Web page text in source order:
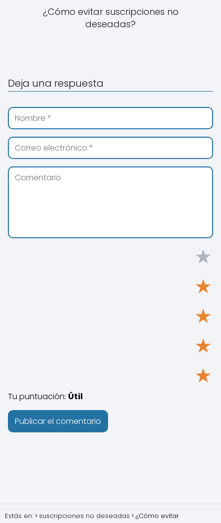
¿Cómo evitar suscripciones no
deseadas?
Deja una respuesta
★
★
★
★
★
Tu puntuación: Útil
Estás en: suscripciones no deseadas ¿Cómo evitar